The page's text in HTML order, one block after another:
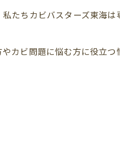
たちカビバスターズ東海は
カビ問題に悩む方に役立つ